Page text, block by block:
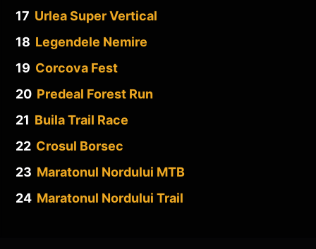
17 Urlea Super Vertical
18 Legendele Nemire
19 Corcova Fest
20 Predeal Forest Run
21 Buila Trail Race
22 Crosul Borsec
23 Maratonul Nordului MTB
24 Maratonul Nordului Trail